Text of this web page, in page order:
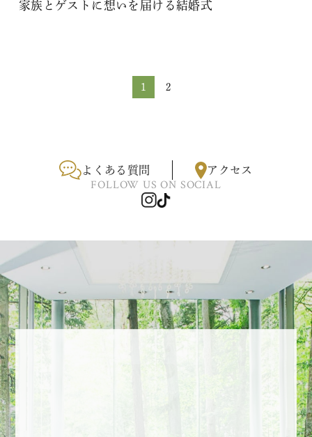
家族とゲストに想いを届ける結婚式
1 2
よくある質問 アクセス
FOLLOW US ON SOCIAL